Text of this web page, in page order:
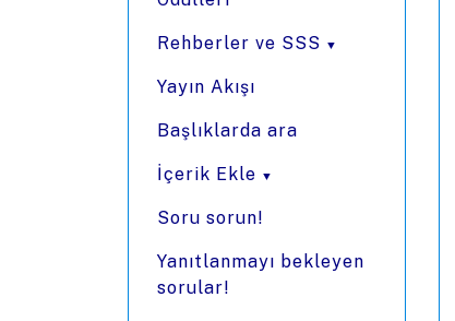
Rehberler ve SSS
Yayın Akışı
Başlıklarda ara
İçerik Ekle
Soru sorun!
Yanıtlanmayı bekleyen
sorular!